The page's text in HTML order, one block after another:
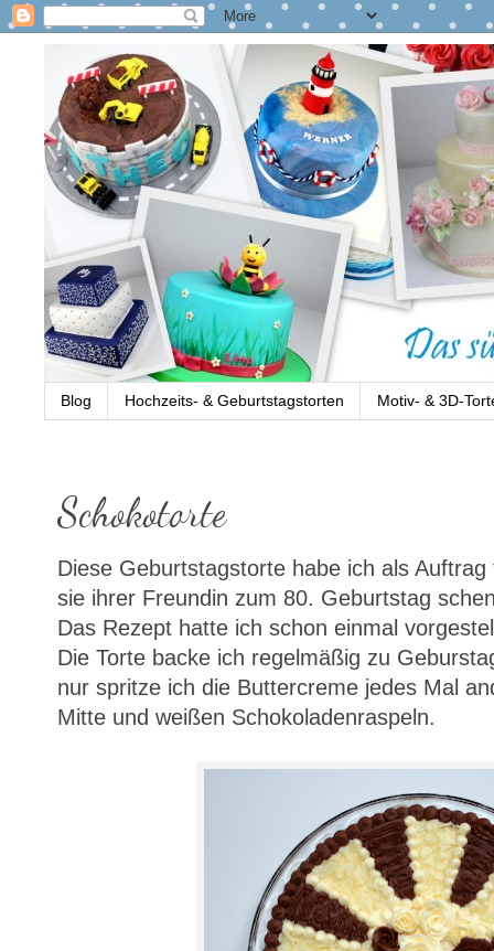
Blog Hochzeits- & Geburtstagstorten Motiv- & 3D-
Schokotorte
Diese Geburtstagstorte habe ich als
sie ihrer Freundin zum 80. Geburtstag
Das Rezept hatte ich schon einmal
Die Torte backe ich regelmäßig zu
nur spritze ich die Buttercreme jedes Mal
Mitte und weißen Schokoladenraspeln.